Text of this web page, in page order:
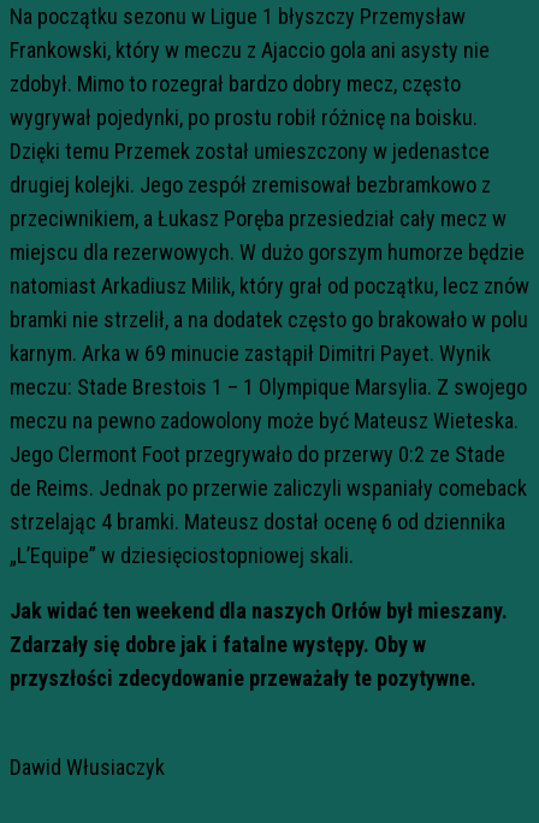
Na początku sezonu w Ligue 1 błyszczy Przemysław
Frankowski, który w meczu z Ajaccio gola ani asysty nie
zdobył. Mimo to rozegrał bardzo dobry mecz, często
wygrywał pojedynki, po prostu robił różnicę na boisku.
Dzięki temu Przemek został umieszczony w jedenastce
drugiej kolejki. Jego zespół zremisował bezbramkowo z
przeciwnikiem, a Łukasz Poręba przesiedział cały mecz w
miejscu dla rezerwowych. W dużo gorszym humorze będzie
natomiast Arkadiusz Milik, który grał od początku, lecz znów
bramki nie strzelił, a na dodatek często go brakowało w polu
karnym. Arka w 69 minucie zastąpił Dimitri Payet. Wynik
meczu: Stade Brestois 1 – 1 Olympique Marsylia. Z swojego
meczu na pewno zadowolony może być Mateusz Wieteska.
Jego Clermont Foot przegrywało do przerwy 0:2 ze Stade
de Reims. Jednak po przerwie zaliczyli wspaniały comeback
strzelając 4 bramki. Mateusz dostał ocenę 6 od dziennika
„L’Equipe” w dziesięciostopniowej skali.
Jak widać ten weekend dla naszych Orłów był mieszany.
Zdarzały się dobre jak i fatalne występy. Oby w
przyszłości zdecydowanie przeważały te pozytywne.
Dawid Włusiaczyk